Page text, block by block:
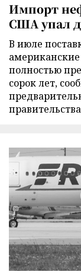
Импорт
США упал
В июле
полностью
сорок лет,